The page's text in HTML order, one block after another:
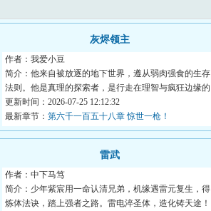
灰烬领主
作者：我爱小豆
简介：他来自被放逐的地下世界，遵从弱肉强食的生存
法则。他是真理的探索者，是行走在理智与疯狂边缘的
巫...
更新时间：2026-07-25 12:12:32
最新章节： 第六千一百五十八章 惊世一枪！
雷武
作者：中下马笃
简介：少年紫宸用一命认清兄弟，机缘遇雷元复生，得
炼体法诀，踏上强者之路。雷电淬圣体，造化铸天途！